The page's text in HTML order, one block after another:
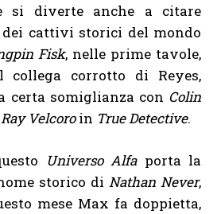
si diverte anche a citare
dei cattivi storici del mondo
Fisk, nelle prime tavole,
corrotto di Reyes,
certa somiglianza con Colin
Ray Velcoroin True Detective.
Universo Alfaporta la
storico di Nathan Never,
mese Max fa doppietta,